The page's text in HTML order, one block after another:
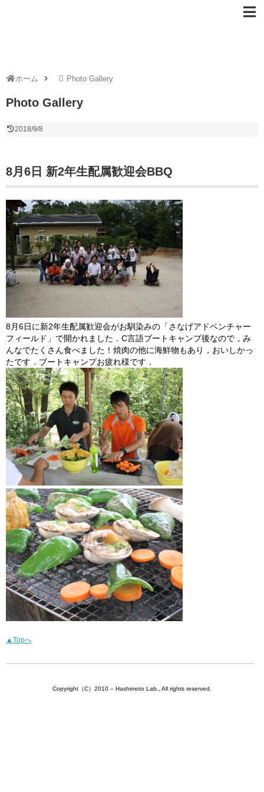
ホーム Photo Gallery
Photo Gallery
2018/9/8
8月6日 新2年生配属歓迎会BBQ
8月6日に新2年生配属歓迎会がお馴染みの「さなげアドベンチャー
フィールド」で開かれました．C言語ブートキャンプ後なので，み
んなでたくさん食べました！焼肉の他に海鮮物もあり，おいしかっ
たです．ブートキャンプお疲れ様です．
▲Topへ
Copyright（C）2010 – Hashimoto Lab., All rights reserved.